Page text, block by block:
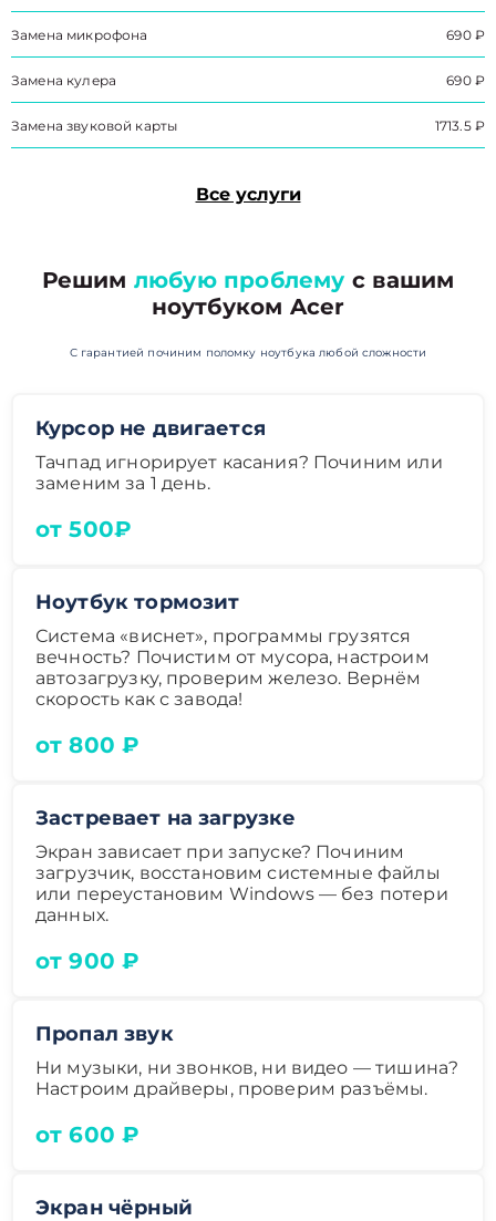
Замена микрофона 690 ₽
Замена кулера 690 ₽
Замена звуковой карты 1713.5 ₽
Все услуги
Решим любую проблему с вашим
ноутбуком Acer
С гарантией починим поломку ноутбука любой сложности
Курсор не двигается
Тачпад игнорирует касания? Починим или
заменим за 1 день.
от 500₽
Ноутбук тормозит
Система «виснет», программы грузятся
вечность? Почистим от мусора, настроим
автозагрузку, проверим железо. Вернём
скорость как с завода!
от 800 ₽
Застревает на загрузке
Экран зависает при запуске? Починим
загрузчик, восстановим системные файлы
или переустановим Windows — без потери
данных.
от 900 ₽
Пропал звук
Ни музыки, ни звонков, ни видео — тишина?
Настроим драйверы, проверим разъёмы.
от 600 ₽
Экран чёрный